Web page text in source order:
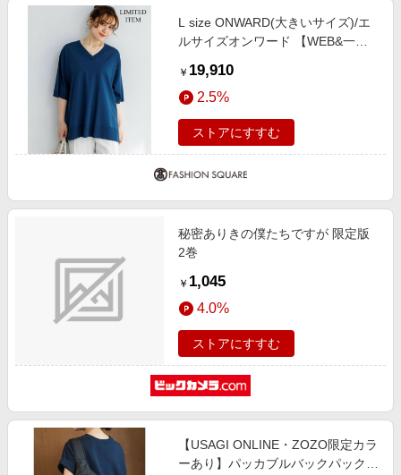
旅行・レジャー・ホテル予約
生活・お役立ち
金融・マネー・保険
デジタルコンテンツ
ビジネス・その他サービス
とことん買い物チャレンジ
Apple公式サイト×楽天カード分割払い
Qoo10メガポ
Samsung ボーナスキャンペーン
週末の高還元 夏の長期版
2.5%
L size ONWARD(大きいサイズ)/エ
ルサイズオンワード 【WEB&一部
レーヨンポリエステルストレッチ V
ネック ニット ダルブルー系 44
￥ 19,910
2.5%
ストアにすすむ
秘密ありきの僕たちですが 限定版
2巻
￥ 1,045
4.0%
ストアにすすむ
【USAGI ONLINE・ZOZO限定カラ
ーあり】パッカブルバックパック／